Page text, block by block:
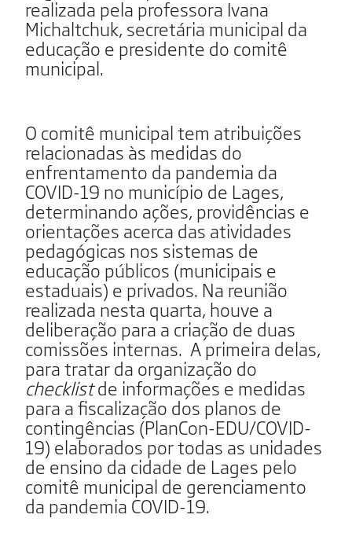
realizada pela professora Ivana
Michaltchuk, secretária municipal da
educação e presidente do comitê
municipal.
O comitê municipal tem atribuições
relacionadas às medidas do
enfrentamento da pandemia da
COVID-19 no município de Lages,
determinando ações, providências e
orientações acerca das atividades
pedagógicas nos sistemas de
educação públicos (municipais e
estaduais) e privados. Na reunião
realizada nesta quarta, houve a
deliberação para a criação de duas
comissões internas. A primeira delas,
para tratar da organização do
checklistde informações e medidas
para a fiscalização dos planos de
contingências (PlanCon-EDU/COVID-
19) elaborados por todas as unidades
de ensino da cidade de Lages pelo
comitê municipal de gerenciamento
da pandemia COVID-19.